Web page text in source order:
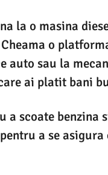
la o masina
o
auto sau la
ai platit bani
a scoate benzina
a se